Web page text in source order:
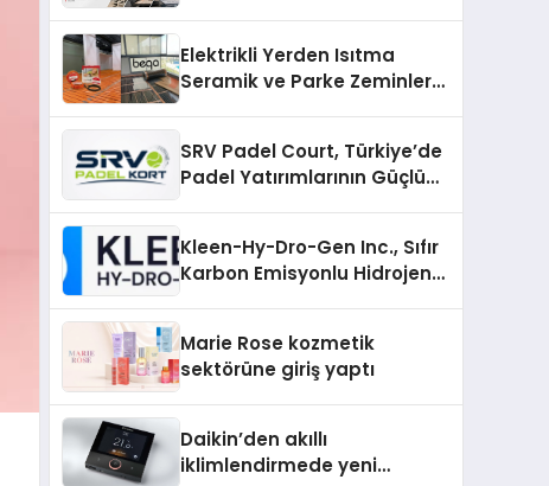
Elektrikli Yerden Isıtma
Seramik ve Parke Zeminler
SRV Padel Court, Türkiye’de
Padel Yatırımlarının Güçlü
Kleen-Hy-Dro-Gen Inc., Sıfır
Karbon Emisyonlu Hidrojen
Aldı
Marie Rose kozmetik
sektörüne giriş yaptı
Daikin’den akıllı
iklimlendirmede yeni